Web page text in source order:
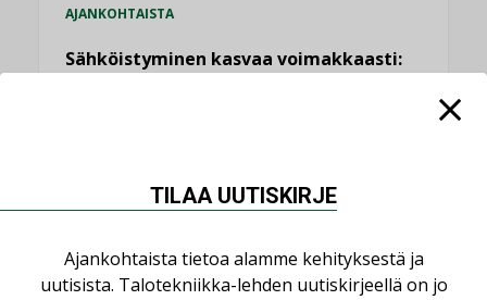
AJANKOHTAISTA
Sähköistyminen kasvaa voimakkaasti:
LEHDEN ARTIKKELIT
Kaivamattomat menetelmät
vakiinnuttavat asemansa taloyhtiöissä
TILAA UUTISKIRJE
Ajankohtaista tietoa alamme kehityksestä ja
uutisista. Talotekniikka-lehden uutiskirjeellä on jo